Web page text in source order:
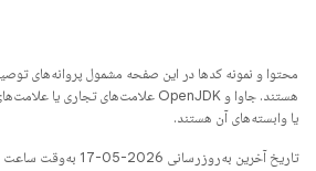
محتوا و نمونه کدها در این صفحه مشمول پروانه‌های
یا وابسته‌های آن هستند.
تاریخ آخرین به‌روزرسانی 2026-05-17 به‌وقت ساعت هماهنگ جهانی.